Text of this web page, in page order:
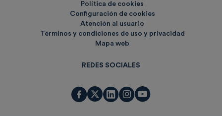
Política de cookies
Configuración de cookies
Atención al usuario
Términos y condiciones de uso y privacidad
Mapa web
REDES SOCIALES